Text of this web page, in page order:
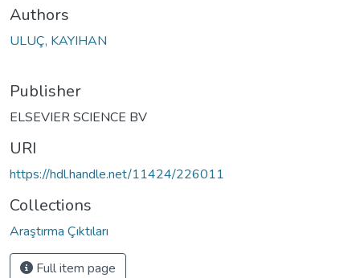
Authors
ULUÇ, KAYIHAN
Publisher
ELSEVIER SCIENCE BV
URI
https://hdl.handle.net/11424/226011
Collections
Araştırma Çıktıları
Full item page